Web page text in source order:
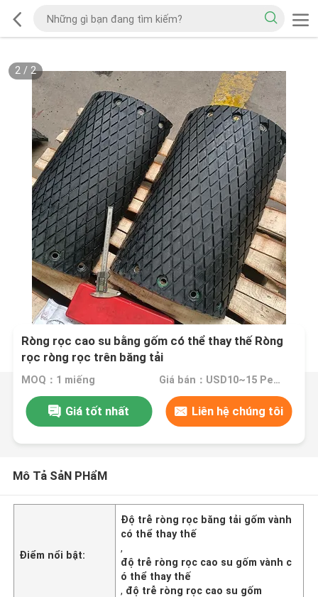
2/ 2
Ròng rọc cao su bằng gốm có thể thay thế Ròng
rọc ròng rọc trên băng tải
MOQ：1 miếng Giá bán：USD10~15 Per Unit
Giá tốt nhất Liên hệ chúng tôi
Mô Tả SảN PHẩM
Điểm nổi bật:
Độ trễ ròng rọc băng tải gốm vành
có thể thay thế
,
độ trễ ròng rọc cao su gốm vành c
ó thể thay thế
, độ trễ ròng rọc cao su gốm